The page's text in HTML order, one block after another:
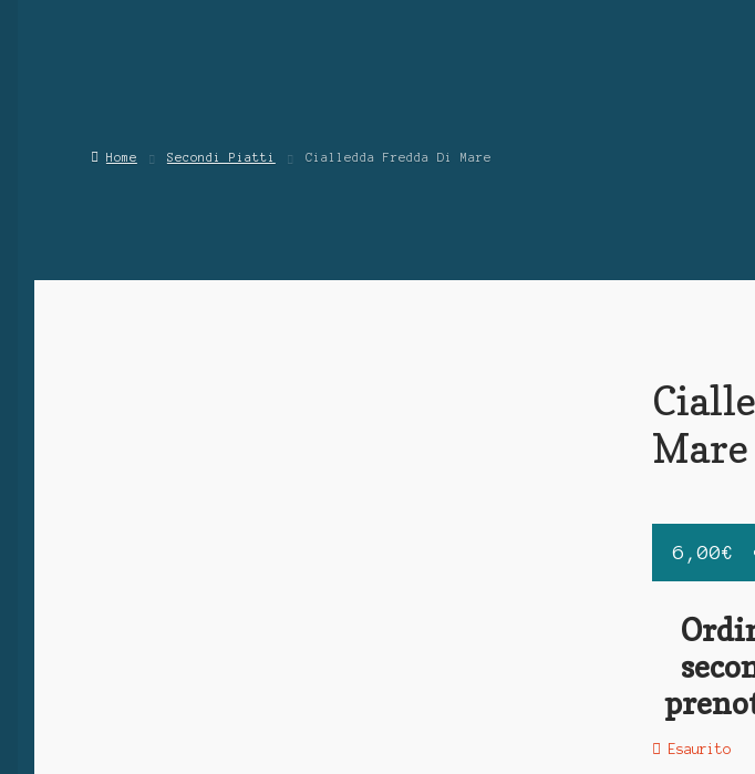
Home Secondi Piatti Cialledda Fredda Di Mare
Mare
6,00€
Esaurito